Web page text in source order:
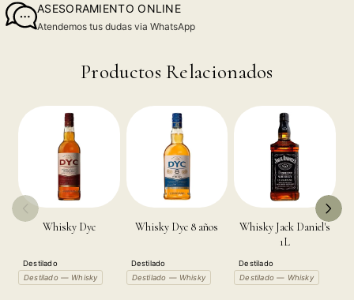
ASESORAMIENTO ONLINE
Atendemos tus dudas via WhatsApp
Productos Relacionados
Whisky Dyc
Destilado
Destilado — Whisky
Whisky Dyc 8 años
Destilado
Destilado — Whisky
Whisky Jack Daniel's
1L
Destilado
Destilado — Whisky